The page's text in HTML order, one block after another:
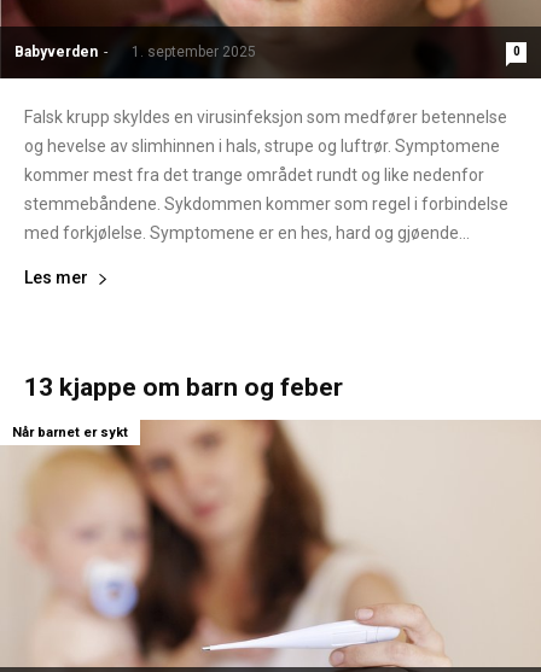
Babyverden - 1. september 2025 0
Falsk krupp skyldes en virusinfeksjon som medfører betennelse
og hevelse av slimhinnen i hals, strupe og luftrør. Symptomene
kommer mest fra det trange området rundt og like nedenfor
stemmebåndene. Sykdommen kommer som regel i forbindelse
med forkjølelse. Symptomene er en hes, hard og gjøende...
Les mer
13 kjappe om barn og feber
Når barnet er sykt